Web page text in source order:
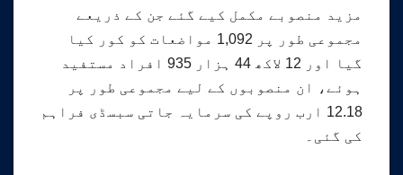
مزید منصوبے مکمل کیے گئے جن کے ذریعے
مجموعی طور پر 1,092 مواضعات کو کور کیا
گیا اور 12 لاکھ 44 ہزار 935 افراد مستفید
ہوئے، ان منصوبوں کے لیے مجموعی طور پر
12.18 ارب روپے کی سرمایہ جاتی سبسڈی فراہم
کی گئی۔